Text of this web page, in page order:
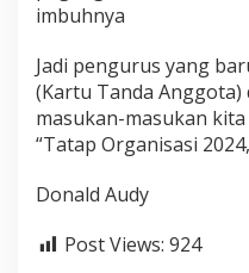
imbuhnya
Jadi pengurus yang
(Kartu Tanda Anggota)
masukan-masukan
“Tatap Organisasi 2024,
Donald Audy
Post Views: 924